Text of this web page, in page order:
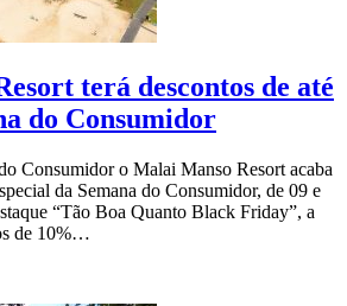
terá descontos de até
do Consumidor
Consumidor o Malai Manso Resort acaba
da Semana do Consumidor, de 09 e
“Tão Boa Quanto Black Friday”, a
de 10%…